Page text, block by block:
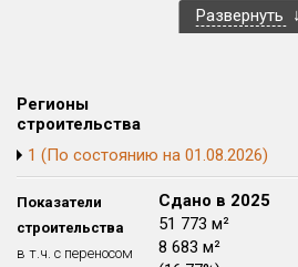
Развернуть
Регионы
строительства
1 (По состоянию на 01.08.2026)
Показатели
строительства
в т.ч. с переносом
в 2024
186 м²
599 м²
Сдано в 2025
51 773 м²
8 683 м²